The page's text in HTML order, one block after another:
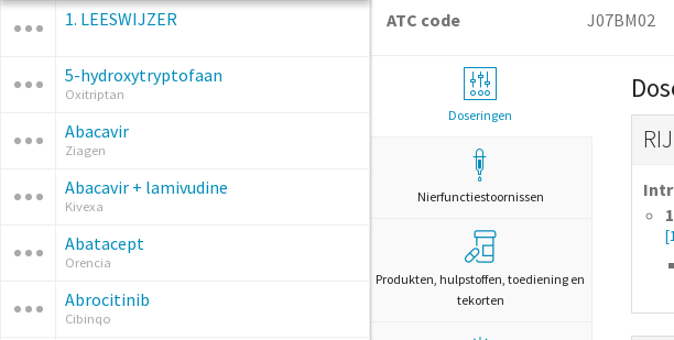
1. LEESWIJZER
5-hydroxytryptofaan
Oxitriptan
Abacavir
Ziagen
Abacavir + lamivudine
Kivexa
Abatacept
Orencia
Abrocitinib
Cibinqo
ATC code
J07BM02
Doseringen
Nierfunctiestoornissen
Produkten, hulpstoffen, toediening en
tekorten